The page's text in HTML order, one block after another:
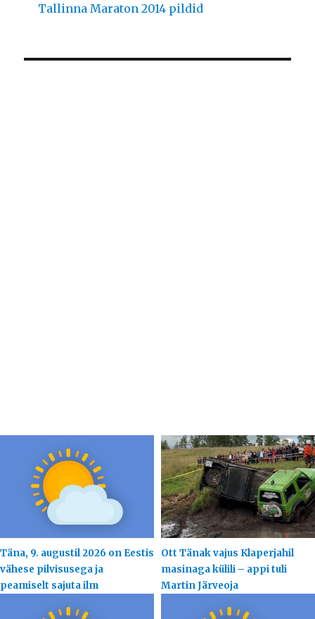
Tallinna Maraton 2014 pildid
Täna, 9. augustil 2026 on Eestis
vähese pilvisusega ja
peamiselt sajuta ilm
Ott Tänak vajus Klaperjahil
masinaga külili – appi tuli
Martin Järveoja